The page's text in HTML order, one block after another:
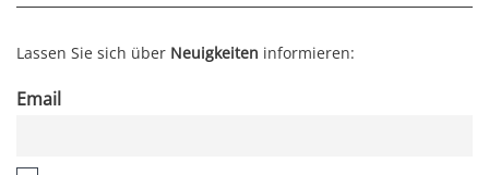
Lassen Sie sich über Neuigkeiten informieren:
Email